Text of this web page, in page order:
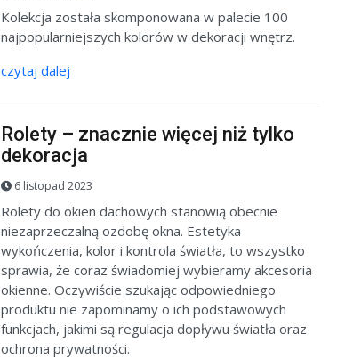
Kolekcja została skomponowana w palecie 100
najpopularniejszych kolorów w dekoracji wnętrz.
czytaj dalej
Rolety – znacznie więcej niż tylko
dekoracja
6 listopad 2023
Rolety do okien dachowych stanowią obecnie
niezaprzeczalną ozdobę okna. Estetyka
wykończenia, kolor i kontrola światła, to wszystko
sprawia, że coraz świadomiej wybieramy akcesoria
okienne. Oczywiście szukając odpowiedniego
produktu nie zapominamy o ich podstawowych
funkcjach, jakimi są regulacja dopływu światła oraz
ochrona prywatności.